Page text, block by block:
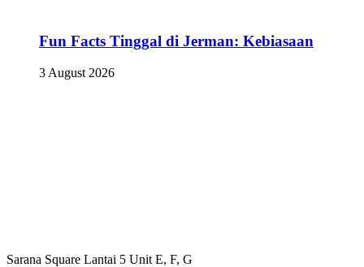
Fun Facts Tinggal di Jerman: Kebiasaan
3 August 2026
Sarana Square Lantai 5 Unit E, F, G